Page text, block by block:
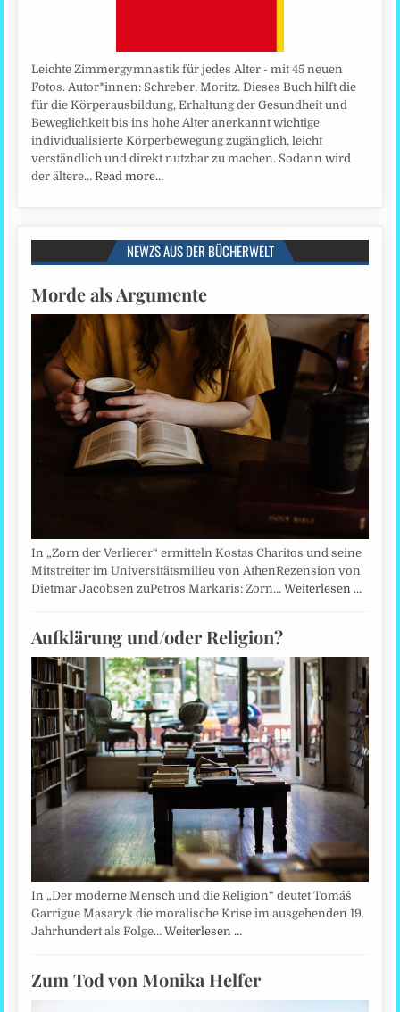
Leichte Zimmergymnastik für jedes Alter - mit 45 neuen
Fotos. Autor*innen: Schreber, Moritz. Dieses Buch hilft die
für die Körperausbildung, Erhaltung der Gesundheit und
Beweglichkeit bis ins hohe Alter anerkannt wichtige
individualisierte Körperbewegung zugänglich, leicht
verständlich und direkt nutzbar zu machen. Sodann wird
der ältere…Read more…
NEWZS AUS DER BÜCHERWELT
Morde als Argumente
In „Zorn der Verlierer“ ermitteln Kostas Charitos und seine
Mitstreiter im Universitätsmilieu von AthenRezension von
Dietmar Jacobsen zuPetros Markaris: Zorn…Weiterlesen …
Aufklärung und/oder Religion?
In „Der moderne Mensch und die Religion“ deutet Tomáš
Garrigue Masaryk die moralische Krise im ausgehenden 19.
Jahrhundert als Folge…Weiterlesen …
Zum Tod von Monika Helfer